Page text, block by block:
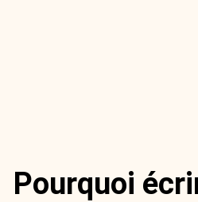
Pourquoi